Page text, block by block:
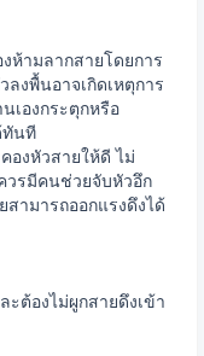
ห้ามลากสายโดยการ
งพื้นอาจเกิดเหตุการ
เองกระตุกหรือ
ทันที
องหัวสายให้ดี ไม่
วรมีคนช่วยจับหัวอึก
ามารถออกแรงดึงได้
ต้องไม่ผูกสายดึงเข้า